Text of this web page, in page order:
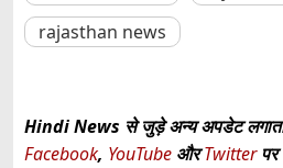
rajasthan news
Hindi News से जुड़े अन्य अपडेट
Facebook, YouTube औरTwitterपर